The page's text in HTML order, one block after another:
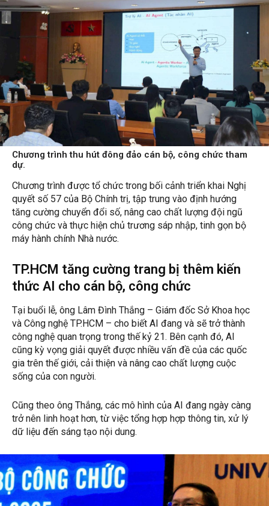
Chương trình thu hút đông đảo cán bộ, công chức tham
dự.
Chương trình được tổ chức trong bối cảnh triển khai Nghị
quyết số 57 của Bộ Chính trị, tập trung vào định hướng
tăng cường chuyển đổi số, nâng cao chất lượng đội ngũ
công chức và thực hiện chủ trương sáp nhập, tinh gọn bộ
máy hành chính Nhà nước.
TP.HCM tăng cường trang bị thêm kiến
thức AI cho cán bộ, công chức
Tại buổi lễ, ông Lâm Đình Thắng – Giám đốc Sở Khoa học
và Công nghệ TP.HCM – cho biết AI đang và sẽ trở thành
công nghệ quan trọng trong thế kỷ 21. Bên cạnh đó, AI
cũng kỳ vọng giải quyết được nhiều vấn đề của các quốc
gia trên thế giới, cải thiện và nâng cao chất lượng cuộc
sống của con người.
Cũng theo ông Thắng, các mô hình của AI đang ngày càng
trở nên linh hoạt hơn, từ việc tổng hợp hợp thông tin, xử lý
dữ liệu đến sáng tạo nội dung.